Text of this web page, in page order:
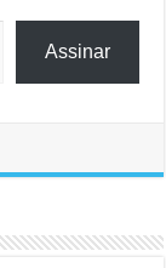
Assinar